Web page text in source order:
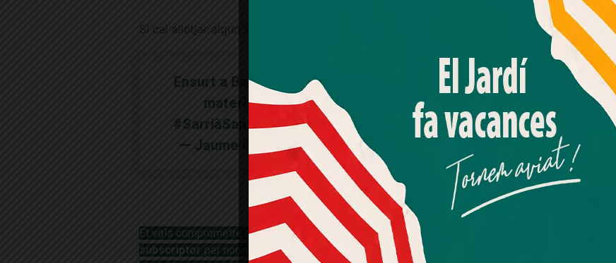
Si cal allotjar algun veí, l’Ajuntament ja ha activat els protocols necessaris.
Ensurt a Balmes amb Francolí aquesta nit. Només danys
materials.@diarieljardi
#PutxetIElFarró
#SarriàSantGervasi #SSTG
pic.twitter.com/6aEGpfvngS
— Jaume Oliva 🎗 (@jaumeoliva_)
Et vols comprometre amb el periodisme de proximitat, rigorós i
subscriptor per només 5€ al mes i passa a formar part de la comunitat El Jardí. Entre
Amb el seu acord, nosaltres fem servir galetes o
tecnologies similars per emmagatzemar, accedir i
processar dades personals com la seva visita a aquest lloc
web. Pot retirar el seu consentiment o oposar-se al
processament de dades basat en interessos legítims en
qualsevol moment fent clic a "Ajustos de cookies" o a la
nostra Política de privacitat en aquest lloc web. Si cliques
"acceptar" dones el teu consentiment
Més informació Acceptar Rebutjar tot
Quan l’usuari crea un compte al Diari el Jardí, dona el seu
consentiment explícit per rebre comunicacions
informatives relacionades amb el servei. Aquest
consentiment pot ser revocat en qualsevol moment
mitjançant l’enllaç de baixa present a tots els correus.